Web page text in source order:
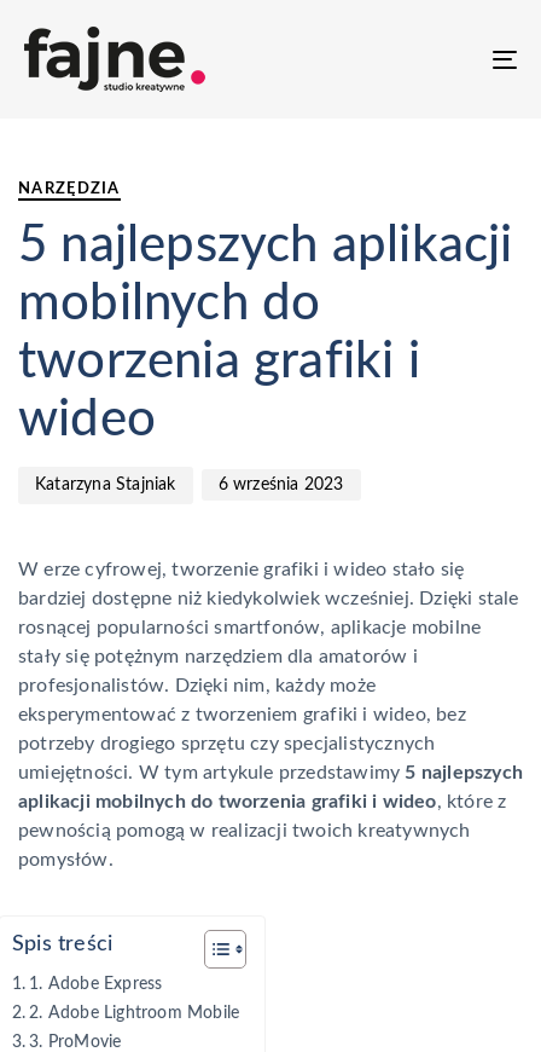
NARZĘDZIA
5 najlepszych aplikacji
mobilnych do
tworzenia grafiki i
wideo
Katarzyna Stajniak 6 września 2023
W erze cyfrowej, tworzenie grafiki i wideo stało się
bardziej dostępne niż kiedykolwiek wcześniej. Dzięki stale
rosnącej popularności smartfonów, aplikacje mobilne
stały się potężnym narzędziem dla amatorów i
profesjonalistów. Dzięki nim, każdy może
eksperymentować z tworzeniem grafiki i wideo, bez
potrzeby drogiego sprzętu czy specjalistycznych
umiejętności. W tym artykule przedstawimy 5 najlepszych
aplikacji mobilnych do tworzenia grafiki i wideo, które z
pewnością pomogą w realizacji twoich kreatywnych
pomysłów.
Spis treści
1. Adobe Express
2. Adobe Lightroom Mobile
3. ProMovie